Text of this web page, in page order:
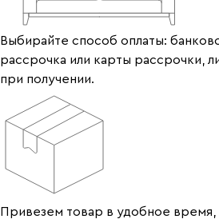
Выбирайте способ оплаты:
рассрочка или карты рассрочки,
при получении.
Привезем товар в удобное